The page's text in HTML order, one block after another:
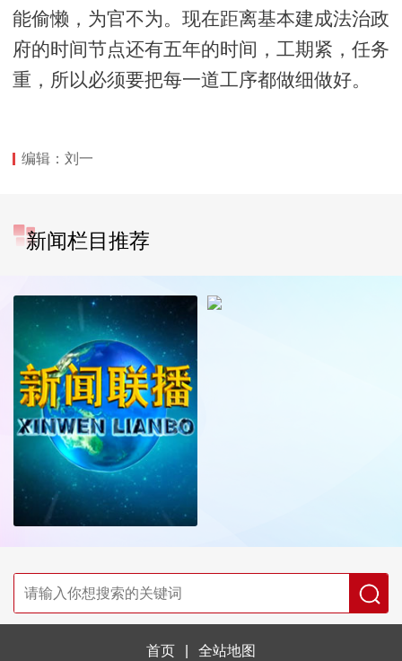
能偷懒，为官不为。现在距离基本建成法治政
府的时间节点还有五年的时间，工期紧，任务
重，所以必须要把每一道工序都做细做好。
编辑：刘一
新闻栏目推荐
首页 全站地图